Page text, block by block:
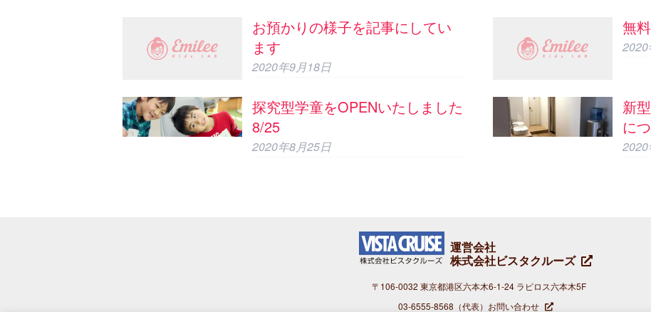
お預かりの様子を記事にしてい
ます
2020年9月18日
無
探究型学童をOPENいたしました
8/25
2020年8月25日
新
に
運営会社
株式会社ビスタクルーズ
〒106-0032 東京都港区六本木6-1-24 ラピロス六本木5F
03-6555-8568 （代表） お問い合わせ